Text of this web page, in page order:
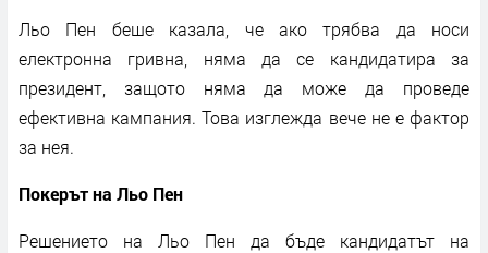
Льо Пен беше казала, че ако трябва да носи
електронна гривна, няма да се кандидатира за
президент, защото няма да може да проведе
ефективна кампания. Това изглежда вече не е фактор
за нея.
Покерът на Льо Пен
Решението на Льо Пен да бъде кандидатът на